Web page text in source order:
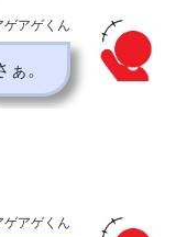
ゲアゲくん
ぁ。
ゲアゲくん